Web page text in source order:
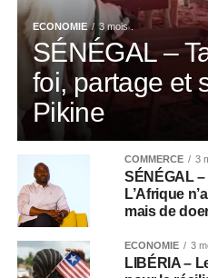
ECONOMIE 3 mois .
SÉNÉGAL –
foi, partage et
Pikine
COMMERCE 3
SÉNÉGAL
L’Afrique
mais de
ECONOMIE 3
LIBÉRIA –